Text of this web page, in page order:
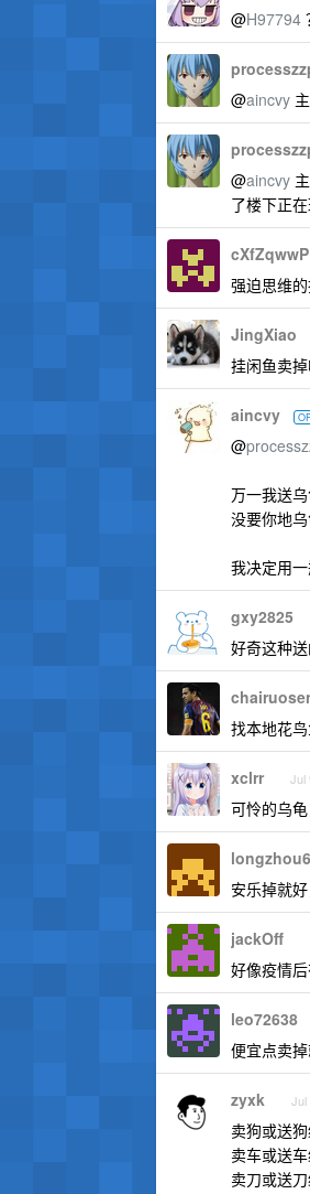
@H97794
@aincvy
@aincvy
了楼下正
cXfZqwwP
强迫思维
JingXiao
挂闲鱼卖
aincvy
@
万一我送
没要你地
我决定用
gxy2825
好奇这种
找本地花
xclrr Jul
可怜的乌
安乐掉就
jackOff
好像疫情
leo72638
便宜点卖
zyxk Jul
卖狗或送
卖车或送
卖刀或送